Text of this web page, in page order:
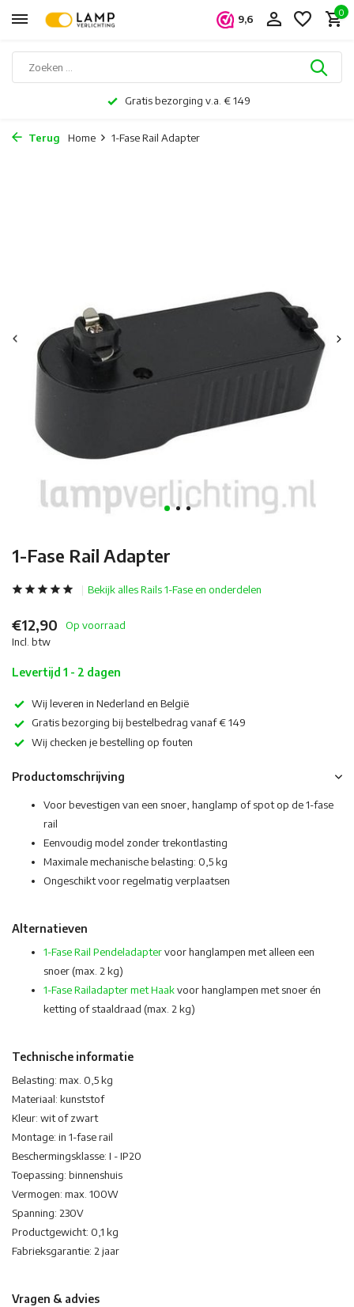
9,6
0
Gratis bezorging v.a. € 149
Terug Home 1-Fase Rail Adapter
1-Fase Rail Adapter
Bekijk alles Rails 1-Fase en onderdelen
€12,90
Op voorraad
Incl. btw
Levertijd 1 - 2 dagen
Wij leveren in Nederland en België
Gratis bezorging bij bestelbedrag vanaf € 149
Wij checken je bestelling op fouten
Productomschrijving
Voor bevestigen van een snoer, hanglamp of spot op de 1-fase
rail
Eenvoudig model zonder trekontlasting
Maximale mechanische belasting: 0,5 kg
Ongeschikt voor regelmatig verplaatsen
Alternatieven
1-Fase Rail Pendeladaptervoor hanglampen met alleen een
snoer (max. 2 kg)
1-Fase Railadapter met Haakvoor hanglampen met snoer én
ketting of staaldraad (max. 2 kg)
Technische informatie
Belasting: max. 0,5 kg
Materiaal: kunststof
Kleur: wit of zwart
Montage: in 1-fase rail
Beschermingsklasse: I - IP20
Toepassing: binnenshuis
Vermogen: max. 100W
Spanning: 230V
Productgewicht: 0,1 kg
Fabrieksgarantie: 2 jaar
Vragen & advies